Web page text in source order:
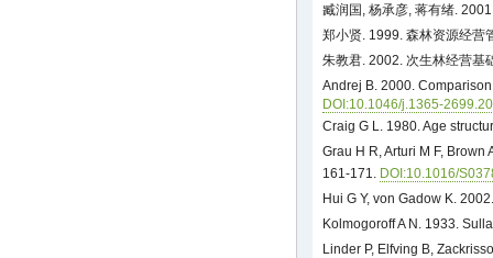
臧润国, 杨承彦, 蒋有绪.
郑小贤. 1999. 森林资源经营
朱教君. 2002. 次生林经营
Andrej B. 2000.
DOI:10.1046/j.1365-
Craig G L. 1980. Age
Grau H R, Arturi M F, Brown
161-171. DOI:10.1016/
Hui G Y, von Gadow K.
Kolmogoroff A N. 1933.
Linder P, Elfving B,